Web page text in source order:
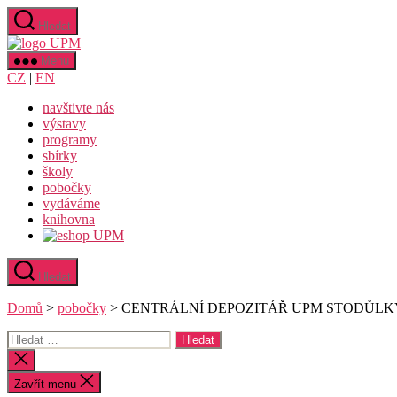
Přejít
obsahu
Hledat
Uměleckoprůmyslové
Menu
CZ | EN
navštivte nás
výstavy
programy
sbírky
školy
pobočky
vydáváme
knihovna
Hledat
Domů > pobočky > CENTRÁLNÍ DEPOZITÁŘ UPM
Výsledky
vyhledávání:
Zavřít
vyhledávání
Zavřít menu